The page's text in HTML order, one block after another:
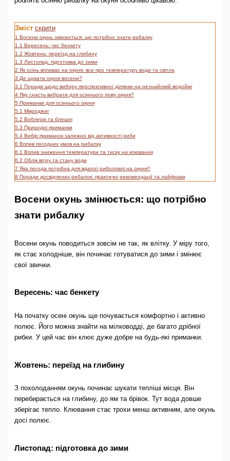
Зміст скрити
1 Восени окунь змінюється: що потрібно знати рибалку
1.1 Вересень: час бенкету
1.2 Жовтень: переїзд на глибину
1.3 Листопад: підготовка до зими
2 Як осінь впливає на окуня: все про температуру води та світла
3 Де шукати окуня восени?
3.1 Поради щодо вибору перспективної ділянки на незнайомій водоймі
4 Яку снасть вибрати для осіннього лову окуня?
5 Приманки для осіннього окуня
5.1 Мікроджиг
5.2 Воблери та блешні
5.3 Природні приманки
5.4 Вибір приманок залежно від активності риби
6 Вплив погодних умов на рибалку
6.1 Вплив зниження температури та тиску на клювання
6.2 Облік вітру та стану води
7 Яка погода потрібна для вдалої риболовлі на окуня?
8 Поради досвідчених рибалок: практичні рекомендації та лайфхаки
Восени окунь змінюється: що потрібно
знати рибалку
Восени окунь поводиться зовсім не так, як влітку. У міру того,
як стає холодніше, він починає готуватися до зими і змінює
свої звички.
Вересень: час бенкету
На початку осені окунь ще почувається комфортно і активно
полює. Його можна знайти на мілководді, де багато дрібної
рибки. У цей час він клює дуже добре на будь-які приманки.
Жовтень: переїзд на глибину
З похолоданням окунь починає шукати тепліші місця. Він
перебирається на глибину, до ям та брівок. Тут вода довше
зберігає тепло. Клювання стає трохи менш активним, але окунь
досі полює.
Листопад: підготовка до зими